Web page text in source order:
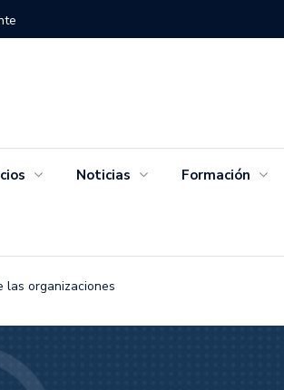
Noticias Formación
las organizaciones